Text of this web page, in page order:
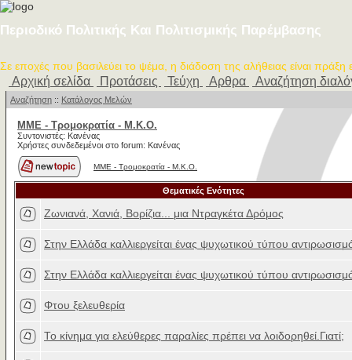
Περιοδικό Πολιτικής Και Πολιτισμικής Παρέμβασης
Σε εποχές που βασιλεύει το ψέμα, η διάδοση της αλήθειας είναι πράξη
Αρχική σελίδα Προτάσεις Τεύχη Αρθρα Αναζήτηση
Αναζήτηση :: Κατάλογος Μελών
MME - Τρομοκρατία - Μ.Κ.Ο.
Συντονιστές: Κανένας
Χρήστες συνδεδεμένοι στο forum: Κανένας
MME - Τρομοκρατία - Μ.Κ.Ο.
Θεματικές Ενότητες
Ζωνιανά, Χανιά, Βορίζια... μια Ντραγκέτα Δρόμος
Στην Ελλάδα καλλιεργείται ένας ψυχωτικού τύπου
Στην Ελλάδα καλλιεργείται ένας ψυχωτικού τύπου
Φτου ξελευθερία
Το κίνημα για ελεύθερες παραλίες πρέπει να λοιδορηθεί.Γιατί;